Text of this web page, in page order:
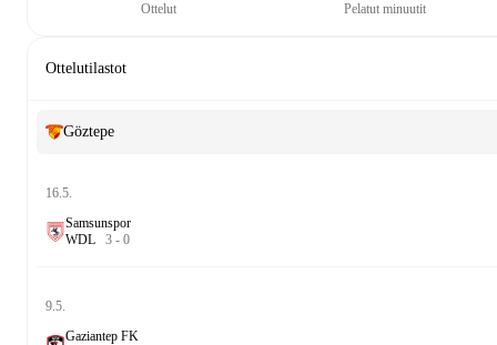
Ottelut Pelatut minuutit
Ottelutilastot
Göztepe
16.5.
Samsunspor
WDL 3 - 0
9.5.
Gaziantep FK